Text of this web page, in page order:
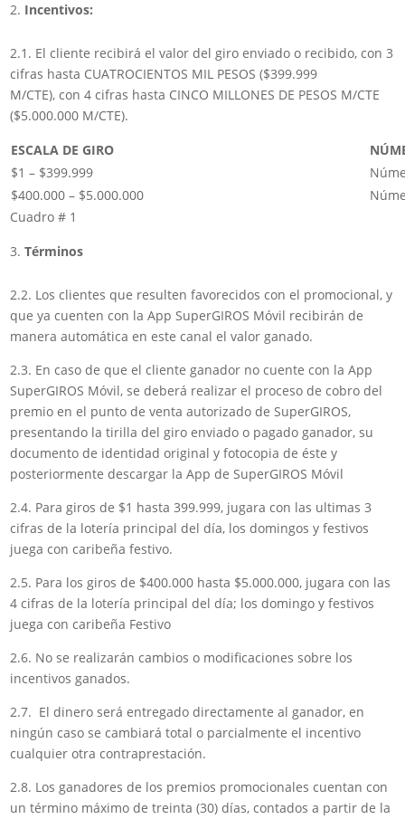
Incentivos:
2.1. El cliente recibirá el valor del giro enviado o recibido, con 3
cifras hasta CUATROCIENTOS MIL PESOS ($399.999
M/CTE), con 4 cifras hasta CINCO MILLONES DE PESOS M/CTE
($5.000.000 M/CTE).
ESCALA DE GIRO
$1 – $399.999
$400.000 – $5.000.000
Cuadro # 1
Términos
2.2. Los clientes que resulten favorecidos con el promocional, y
que ya cuenten con la App SuperGIROS Móvil recibirán de
manera automática en este canal el valor ganado.
2.3. En caso de que el cliente ganador no cuente con la App
SuperGIROS Móvil, se deberá realizar el proceso de cobro del
premio en el punto de venta autorizado de SuperGIROS,
presentando la tirilla del giro enviado o pagado ganador, su
documento de identidad original y fotocopia de éste y
posteriormente descargar la App de SuperGIROS Móvil
2.4. Para giros de $1 hasta 399.999, jugara con las ultimas 3
cifras de la lotería principal del día, los domingos y festivos
juega con caribeña festivo.
2.5. Para los giros de $400.000 hasta $5.000.000, jugara con las
4 cifras de la lotería principal del día; los domingo y festivos
juega con caribeña Festivo
2.6. No se realizarán cambios o modificaciones sobre los
incentivos ganados.
2.7. El dinero será entregado directamente al ganador, en
ningún caso se cambiará total o parcialmente el incentivo
cualquier otra contraprestación.
2.8. Los ganadores de los premios promocionales cuentan con
un término máximo de treinta (30) días, contados a partir de la